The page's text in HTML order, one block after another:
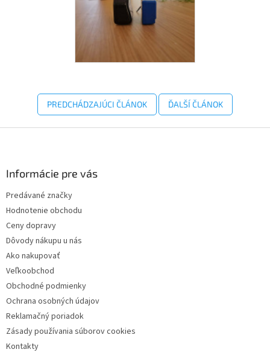
PREDCHÁDZAJÚCI ČLÁNOK ĎALŠÍ ČLÁNOK
Informácie pre vás
Predávané značky
Hodnotenie obchodu
Ceny dopravy
Dôvody nákupu u nás
Ako nakupovať
Veľkoobchod
Obchodné podmienky
Ochrana osobných údajov
Reklamačný poriadok
Zásady používania súborov cookies
Kontakty